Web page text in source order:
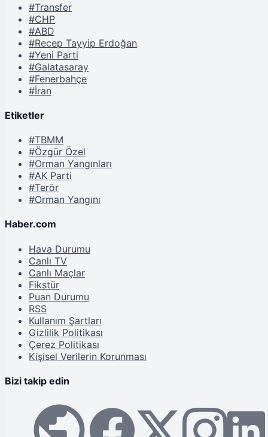
#Transfer
#CHP
#ABD
#Recep Tayyip Erdoğan
#Yeni Parti
#Galatasaray
#Fenerbahçe
#İran
Etiketler
#TBMM
#Özgür Özel
#Orman Yangınları
#AK Parti
#Terör
#Orman Yangını
Haber.com
Hava Durumu
Canlı TV
Canlı Maçlar
Fikstür
Puan Durumu
RSS
Kullanım Şartları
Gizlilik Politikası
Çerez Politikası
Kişisel Verilerin Korunması
Bizi takip edin